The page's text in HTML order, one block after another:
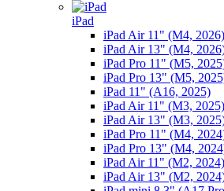
iPad
iPad Air 11" (M4, 2026)
iPad Air 13" (M4,
iPad Pro 11" (M5,
iPad Pro 13" (M5,
iPad 11" (A16, 2025)
iPad Air 11" (M3, 2025)
iPad Air 13" (M3,
iPad Pro 11" (M4,
iPad Pro 13" (M4,
iPad Air 11" (M2, 2024)
iPad Air 13" (M2,